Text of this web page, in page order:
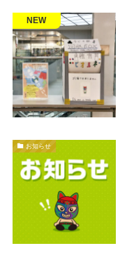
NEW
お知らせ
お知らせ